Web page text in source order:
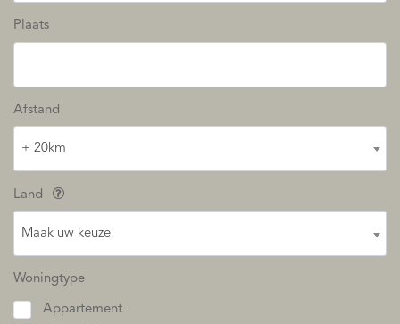
Plaats
Afstand
+ 20km
Land
Maak uw keuze
Woningtype
Appartement